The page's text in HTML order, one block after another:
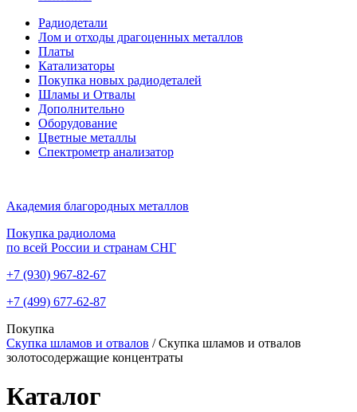
Радиодетали
Лом и отходы драгоценных металлов
Платы
Катализаторы
Покупка новых радиодеталей
Шламы и Отвалы
Дополнительно
Оборудование
Цветные металлы
Спектрометр анализатор
Академия благородных металлов
Покупка радиолома
по всей России и странам СНГ
+7 (930) 967-82-67
+7 (499) 677-62-87
Покупка
Скупка шламов и отвалов / Скупка шламов и отвалов
золотосодержащие концентраты
Каталог